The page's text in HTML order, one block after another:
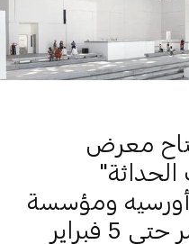
معرض
ومؤسسة
متاحف فرنسا (يستمر حتى 5 فبراير